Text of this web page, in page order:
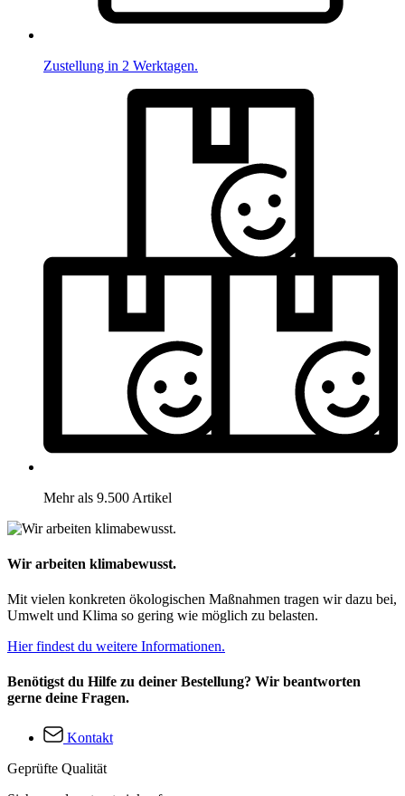
Zustellung in 2 Werktagen.
Mehr als 9.500 Artikel
Wir arbeiten klimabewusst.
Mit vielen konkreten ökologischen Maßnahmen tragen wir dazu bei,
Umwelt und Klima so gering wie möglich zu belasten.
Hier findest du weitere Informationen.
Benötigst du Hilfe zu deiner Bestellung? Wir beantworten
gerne deine Fragen.
Kontakt
Geprüfte Qualität